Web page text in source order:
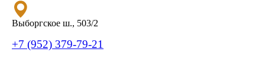
Выборгское ш., 503/2
+7 (952) 379-79-21